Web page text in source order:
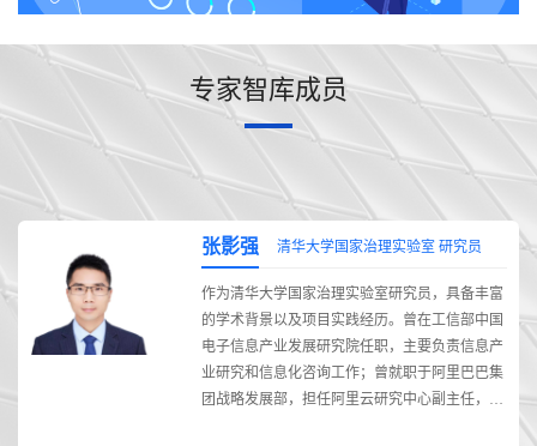
专家智库成员
张影强 清华大学国家治理实验室 研究员
作为清华大学国家治理实验室研究员，具备丰富
的学术背景以及项目实践经历。曾在工信部中国
电子信息产业发展研究院任职，主要负责信息产
业研究和信息化咨询工作；曾就职于阿里巴巴集
团战略发展部，担任阿里云研究中心副主任，主